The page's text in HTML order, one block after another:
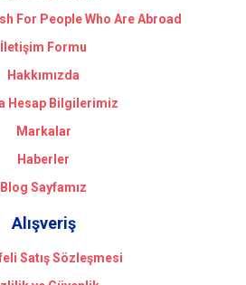
For People Who Are Abroad
İletişim Formu
Hakkımızda
Hesap Bilgilerimiz
Markalar
Haberler
Blog Sayfamız
Alışveriş
Satış Sözleşmesi